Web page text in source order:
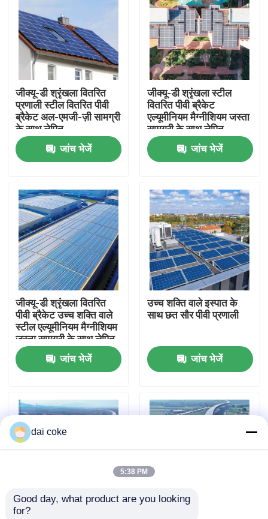
उत्पाद
वीडियो
हमारे बारे में
फैक्टरी यात्रा
गुणवत्ता नियंत्रण
हमसे संपर्क करें
एक बोली का अनुरोध
समायोज्य सौर पैनल ब्रैकेट
जीक्यू-डी श्रृंखला वितरित
प्रणाली स्टील वितरित पीवी
ब्रैकेट अल-एमजी-ज़ी सामग्री
के साथ लेपित
जांच भेजें
जीक्यू-डी श्रृंखला स्टील
वितरित पीवी ब्रैकेट
एल्यूमीनियम मैग्नीशियम जस्ता
सामग्री के साथ लेपित
जांच भेजें
जीक्यू-डी श्रृंखला वितरित
पीवी ब्रैकेट उच्च शक्ति वाले
स्टील एल्यूमीनियम मैग्नीशियम
जस्ता सामग्री के साथ लेपित,
जांच भेजें
उच्च शक्ति वाले इस्पात के
साथ छत सौर पीवी प्रणाली
जांच भेजें
एल्यूमीनियम, मैग्नीशियम, जिंक
dai coke
5:38 PM
Good day, what product are you looking
for?